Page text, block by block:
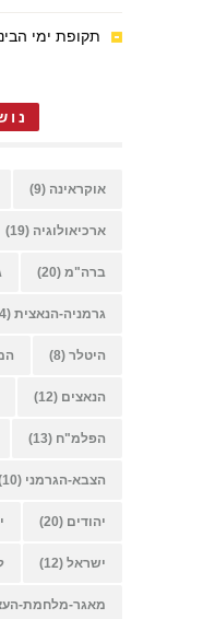
תקופת ימי
אוקראינה (9)
ארכיאולוגיה (19)
ברה"מ (20)
גרמניה-הנאצית (14)
היטלר (8)
הנאצים (12)
הפלמ"ח (13)
הצבא-הגרמני (10)
יהודים (20)
ישראל (12)
מאגר-מלחמת-